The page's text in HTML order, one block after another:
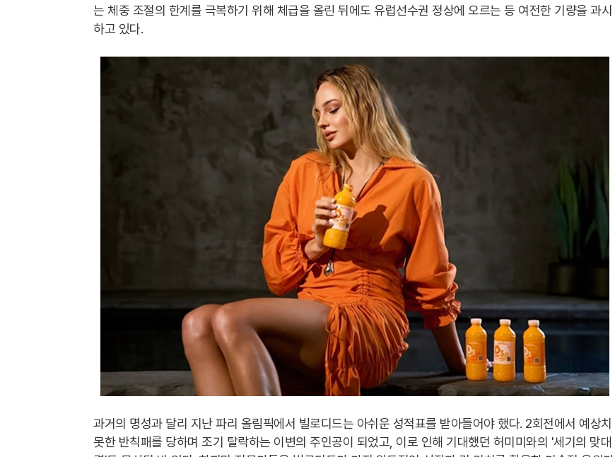
는 체중 조절의 한계를 극복하기 위해 체급을 올린 뒤에도 유럽선수권 정상에 오르는 등 여전한 기량을 과시
하고 있다.
과거의 명성과 달리 지난 파리 올림픽에서 빌로디드는 아쉬운 성적표를 받아들어야 했다. 2회전에서 예상치
못한 반칙패를 당하며 조기 탈락하는 이변의 주인공이 되었고, 이로 인해 기대했던 허미미와의 '세기의 맞대